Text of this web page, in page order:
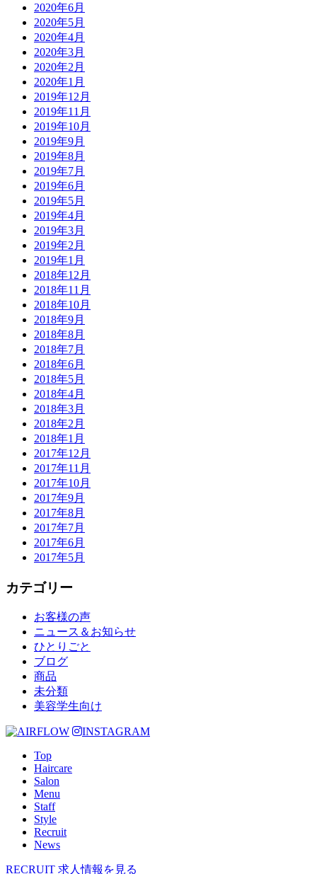
2020年6月
2020年5月
2020年4月
2020年3月
2020年2月
2020年1月
2019年12月
2019年11月
2019年10月
2019年9月
2019年8月
2019年7月
2019年6月
2019年5月
2019年4月
2019年3月
2019年2月
2019年1月
2018年12月
2018年11月
2018年10月
2018年9月
2018年8月
2018年7月
2018年6月
2018年5月
2018年4月
2018年3月
2018年2月
2018年1月
2017年12月
2017年11月
2017年10月
2017年9月
2017年8月
2017年7月
2017年6月
2017年5月
カテゴリー
お客様の声
ニュース＆お知らせ
ひとりごと
ブログ
商品
未分類
美容学生向け
INSTAGRAM
Top
Haircare
Salon
Menu
Staff
Style
Recruit
News
RECRUIT 求人情報を見る